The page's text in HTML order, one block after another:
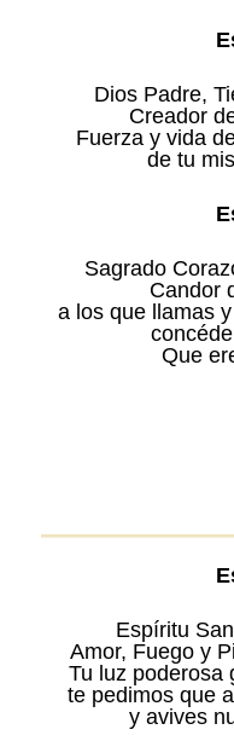
Dios Padre,
Creador
Fuerza y vida
de tu
Sagrado
Candor
a los que llamas
Que
Espíritu
Amor, Fuego y
Tu luz poderosa
te pedimos que
y avives